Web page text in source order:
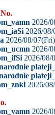
No.
2026/
2026/
2026/08/
2026/
2026/08/
2026/
2026/